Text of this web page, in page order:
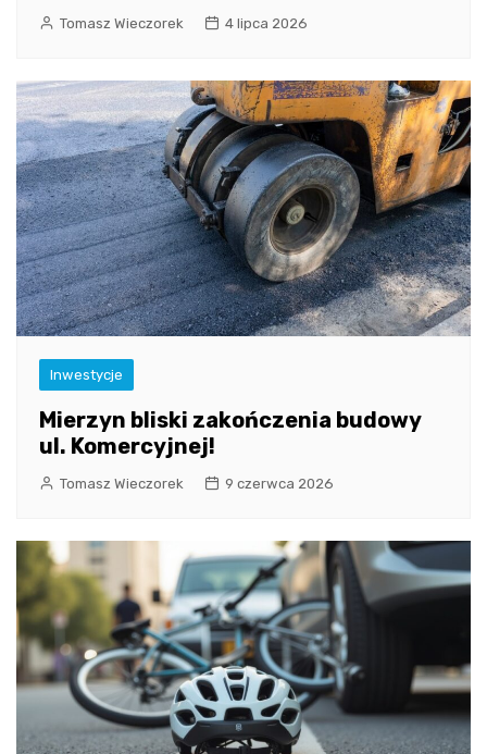
Tomasz Wieczorek 4 lipca 2026
Inwestycje
Mierzyn bliski zakończenia budowy
ul. Komercyjnej!
Tomasz Wieczorek 9 czerwca 2026